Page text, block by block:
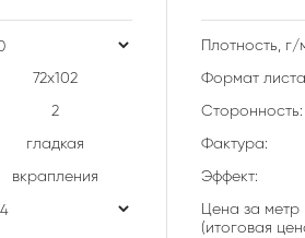
72х102
2
гладкая
вкрапления
Плотность, г/
Формат
Сторонность:
Фактура:
Эффект:
Цена за метр
(итоговая